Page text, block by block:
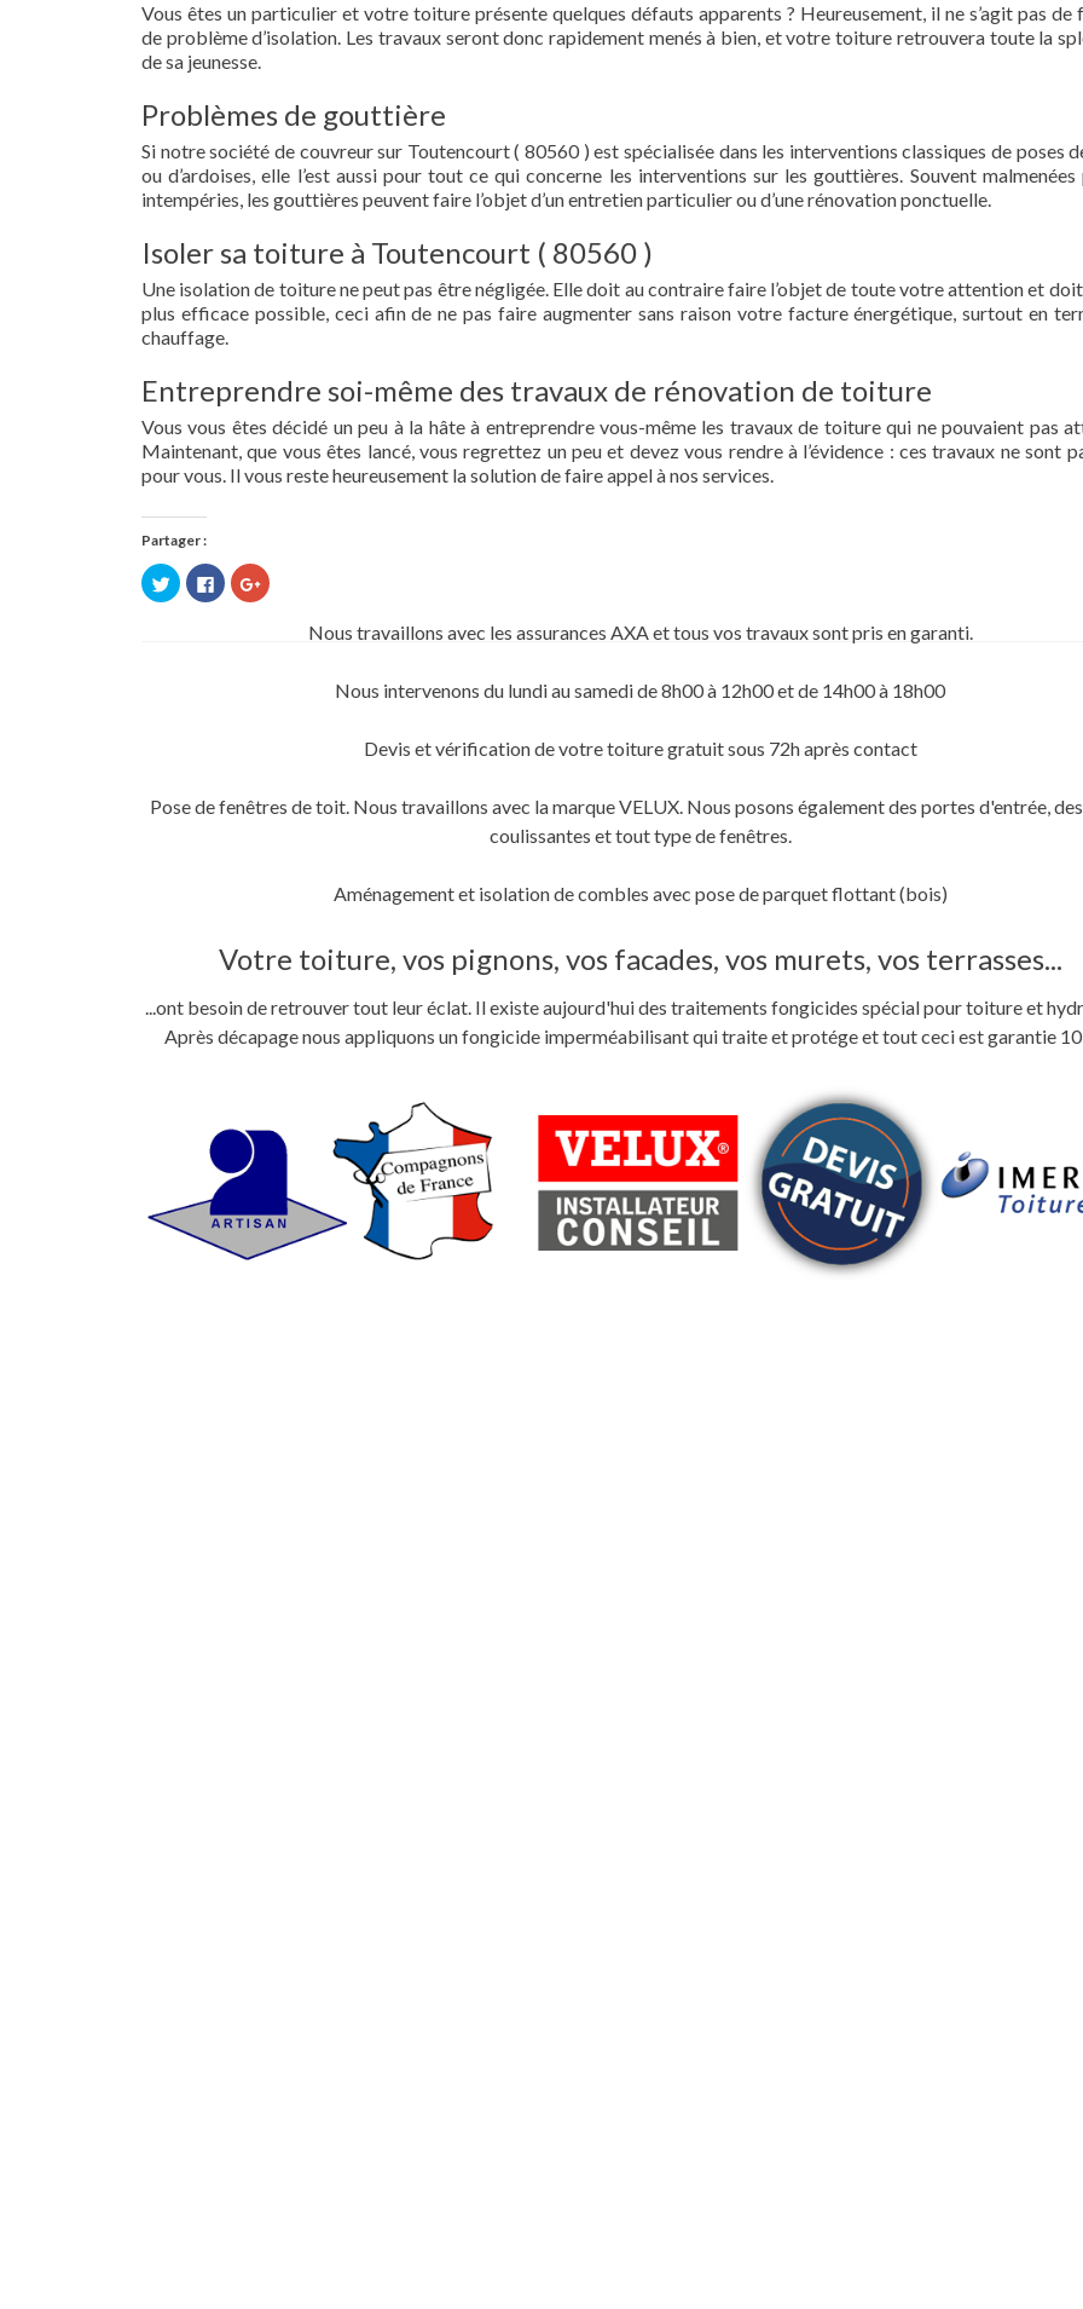
Vous êtes un particulier et votre toiture présente quelques défauts apparents ? Heureusement, il ne s’agit pas de
de problème d’isolation. Les travaux seront donc rapidement menés à bien, et votre toiture retrouvera toute la
de sa jeunesse.
Problèmes de gouttière
Si notre société de couvreur sur Toutencourt ( 80560 ) est spécialisée dans les interventions classiques de poses
ou d’ardoises, elle l’est aussi pour tout ce qui concerne les interventions sur les gouttières. Souvent malmenées
intempéries, les gouttières peuvent faire l’objet d’un entretien particulier ou d’une rénovation ponctuelle.
Isoler sa toiture à Toutencourt ( 80560 )
Une isolation de toiture ne peut pas être négligée. Elle doit au contraire faire l’objet de toute votre attention et
plus efficace possible, ceci afin de ne pas faire augmenter sans raison votre facture énergétique, surtout en
chauffage.
Entreprendre soi-même des travaux de rénovation de toiture
Vous vous êtes décidé un peu à la hâte à entreprendre vous-même les travaux de toiture qui ne pouvaient pas
Maintenant, que vous êtes lancé, vous regrettez un peu et devez vous rendre à l’évidence : ces travaux ne sont
pour vous. Il vous reste heureusement la solution de faire appel à nos services.
Partager :
Cliquez
pour
partager
Cliquez
pour
partager
Facebook(ouvre
Cliquez
pour
Google+Nous travaillons avec les assurances AXA et tous vos travaux sont pris en garanti.
Nous intervenons du lundi au samedi de 8h00 à 12h00 et de 14h00 à 18h00
Devis et vérification de votre toiture gratuit sous 72h après contact
Pose de fenêtres de toit. Nous travaillons avec la marque VELUX. Nous posons également des portes d'entrée,
coulissantes et tout type de fenêtres.
Aménagement et isolation de combles avec pose de parquet flottant (bois)
Votre toiture, vos pignons, vos facades, vos murets, vos terrasses...
...ont besoin de retrouver tout leur éclat. Il existe aujourd'hui des traitements fongicides spécial pour toiture et
Après décapage nous appliquons un fongicide imperméabilisant qui traite et protége et tout ceci est garantie 10